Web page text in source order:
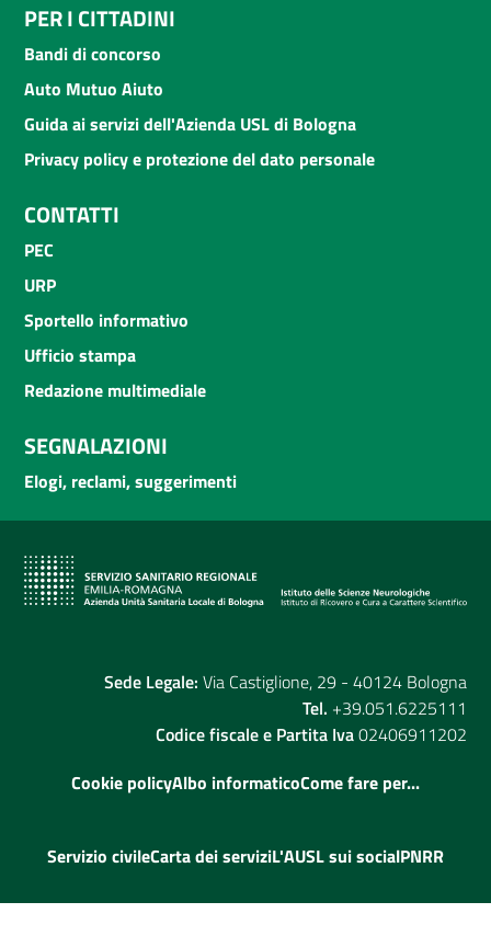
PER I CITTADINI
Bandi di concorso
Auto Mutuo Aiuto
Guida ai servizi dell'Azienda USL di Bologna
Privacy policy e protezione del dato personale
CONTATTI
PEC
URP
Sportello informativo
Ufficio stampa
Redazione multimediale
SEGNALAZIONI
Elogi, reclami, suggerimenti
Sede Legale: Via Castiglione, 29 - 40124 Bologna
Tel. +39.051.6225111
Codice fiscale e Partita Iva02406911202
Cookie policyAlbo informaticoCome fare per...
Servizio civileCarta dei serviziL'AUSL sui socialPNRR